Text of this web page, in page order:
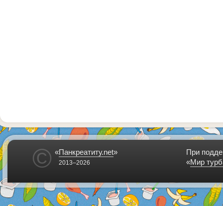
© «Панкреатиту.net»
2013–2026
При
«Мир